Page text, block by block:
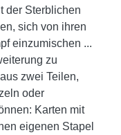
der Sterblichen
sich von ihren
einzumischen ...
zu
zwei Teilen,
oder
Karten mit
eigenen Stapel